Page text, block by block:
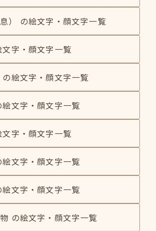
） の絵文字・顔文字一覧
字・顔文字一覧
の絵文字・顔文字一覧
文字・顔文字一覧
字・顔文字一覧
文字・顔文字一覧
文字・顔文字一覧
の絵文字・顔文字一覧